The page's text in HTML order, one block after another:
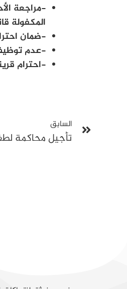
-مراجعة
المكفولة
-ضمان
-عدم توظيف
-احترام
السابق